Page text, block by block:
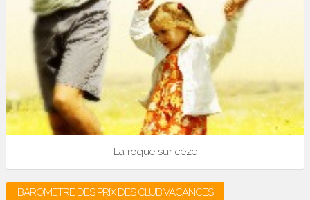
La roque sur cèze
BAROMÈTRE DES PRIX DES CLUB VACANCES